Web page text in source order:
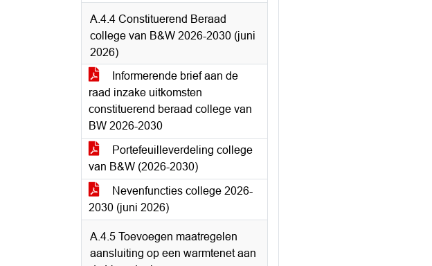
A.4.4 Constituerend Beraad
college van B&W 2026-2030 (juni
2026)
Informerende brief aan de
raad inzake uitkomsten
constituerend beraad college van
BW 2026-2030
Portefeuilleverdeling college
van B&W (2026-2030)
Nevenfuncties college 2026-
2030 (juni 2026)
A.4.5 Toevoegen maatregelen
aansluiting op een warmtenet aan